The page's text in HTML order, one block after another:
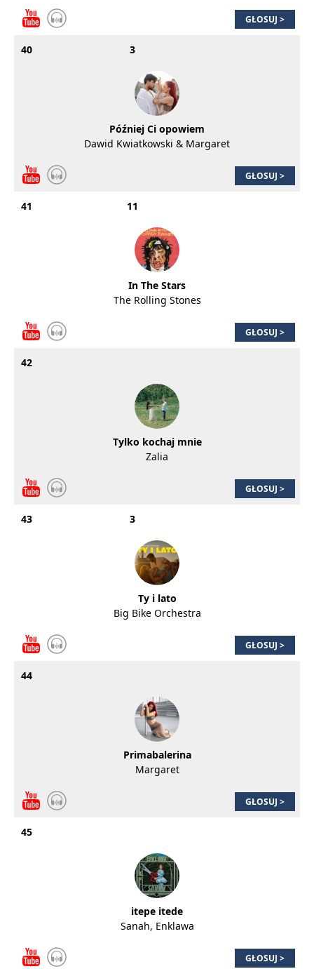
GŁOSUJ >
40 3
Później Ci opowiem
Dawid Kwiatkowski & Margaret
GŁOSUJ >
41 11
In The Stars
The Rolling Stones
GŁOSUJ >
42
Tylko kochaj mnie
Zalia
GŁOSUJ >
43 3
Ty i lato
Big Bike Orchestra
GŁOSUJ >
44
Primabalerina
Margaret
GŁOSUJ >
45
itepe itede
Sanah, Enklawa
GŁOSUJ >